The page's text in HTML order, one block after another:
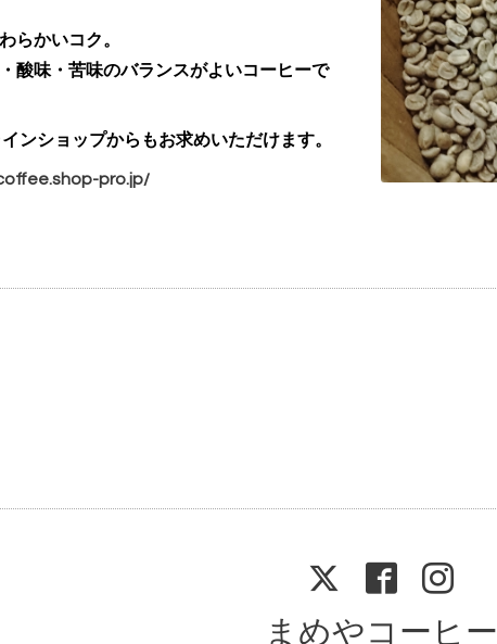
らかいコク。
酸味・苦味のバランスがよいコーヒーで
ンショップからもお求めいただけます。
pro.jp/
まめやコーヒー